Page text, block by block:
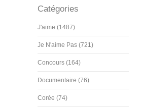
Catégories
J'aime (1487)
Je N'aime Pas (721)
Concours (164)
Documentaire (76)
Corée (74)